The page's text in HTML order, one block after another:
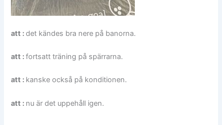
att :det kändes bra nere på banorna.
att :fortsatt träning på spärrarna.
att : kanske också på konditionen.
att : nu är det uppehåll igen.